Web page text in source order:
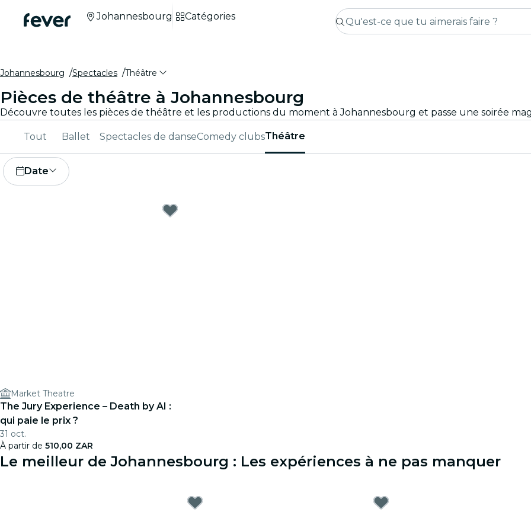
Johannesbourg Catégories
Johannesbourg Spectacles Théâtre
Pièces de théâtre à Johannesbourg
Tout Ballet Spectacles de danseComedy clubsThéâtre
Date
Market Theatre
The Jury Experience – Death by AI :
qui paie le prix ?
31 oct.
À partir de 510,00 ZAR
Le meilleur de Johannesbourg : Les expériences à ne pas manquer